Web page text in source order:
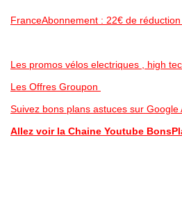
FranceAbonnement : 22€ de
Les promos vélos electriques , high
Les Offres Groupon
Suivez bons plans astuces sur Google
Allez voir la Chaine Youtube